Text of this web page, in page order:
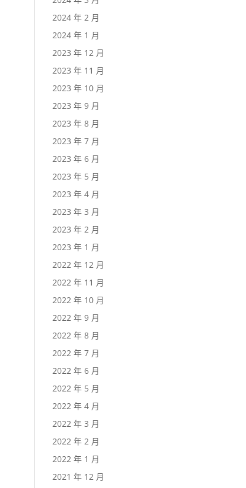
2024 年 2 月
2024 年 1 月
2023 年 12 月
2023 年 11 月
2023 年 10 月
2023 年 9 月
2023 年 8 月
2023 年 7 月
2023 年 6 月
2023 年 5 月
2023 年 4 月
2023 年 3 月
2023 年 2 月
2023 年 1 月
2022 年 12 月
2022 年 11 月
2022 年 10 月
2022 年 9 月
2022 年 8 月
2022 年 7 月
2022 年 6 月
2022 年 5 月
2022 年 4 月
2022 年 3 月
2022 年 2 月
2022 年 1 月
2021 年 12 月